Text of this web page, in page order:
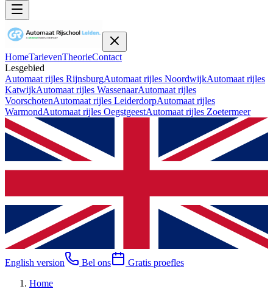
HomeTarievenTheorieContact
Lesgebied
Automaat rijles RijnsburgAutomaat rijles NoordwijkAutomaat rijles
KatwijkAutomaat rijles WassenaarAutomaat rijles
VoorschotenAutomaat rijles LeiderdorpAutomaat rijles
WarmondAutomaat rijles OegstgeestAutomaat rijles Zoetermeer
English version Bel ons
Gratis proefles
Home